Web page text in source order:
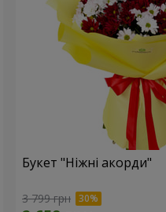
Букет "Ніжні акорди"
3 799 грн